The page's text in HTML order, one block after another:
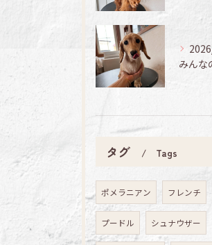
タグ Tags
ポメラニアン フレンチ
プードル シュナウザー